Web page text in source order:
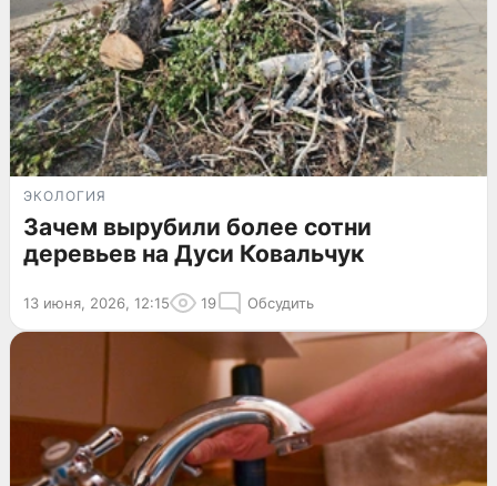
ЭКОЛОГИЯ
Зачем вырубили более сотни
деревьев на Дуси Ковальчук
13 июня, 2026, 12:15 19 Обсудить